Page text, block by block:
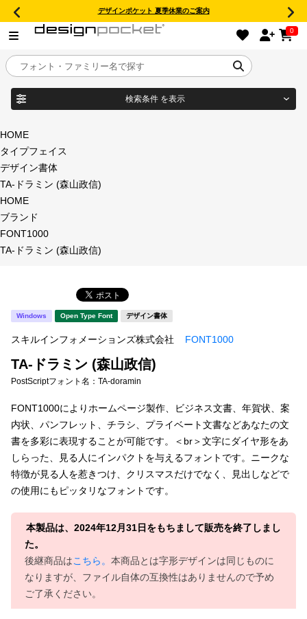
デザインポケット 夏季休業のご案内
0
目的別フォントガイド
特集
年間ライセンス商品
新着一覧
カート
マイページ
お気に入り
ご利用ガイド
よくあるご質問
お問い合わせ
検索条件 を表示
商品名
フォント形式
タイプフェイス
明朝体
宋朝体
教科書体 行書体
草書体 勘亭流
江戸文字 デザイン毛筆
すべてを表示
太さ・ウェイト
セット or 単体
HOME
タイプフェイス
デザイン書体
TA-ドラミン (森山政信)
HOME
ブランド
FONT1000
TA-ドラミン (森山政信)
Windows Open Type Font デザイン書体
スキルインフォメーションズ株式会社 FONT1000
TA-ドラミン (森山政信)
PostScriptフォント名： TA-doramin
FONT1000によりホームページ製作、ビジネス文書、年賀状、案
内状、パンフレット、チラシ、プライベート文書などあなたの文
書を多彩に表現することが可能です。＜br＞文字にダイヤ形をあ
しらった、見る人にインパクトを与えるフォントです。ニークな
特徴が見る人を惹きつけ、クリスマスだけでなく、見出しなどで
の使用にもピッタリなフォントです。
本製品は、2024年12月31日をもちまして販売を終了しまし
た。
後継商品はこちら。 本商品とは字形デザインは同じものに
なりますが、ファイル自体の互換性はありませんので予め
ご了承ください。